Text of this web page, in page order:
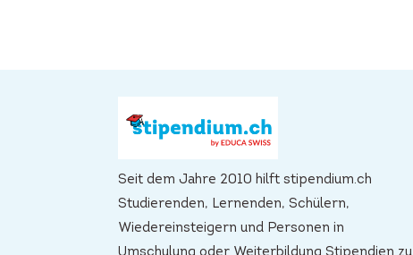
Seit dem Jahre 2010 hilft stipendium.ch
Studierenden, Lernenden, Schülern,
Wiedereinsteigern und Personen in